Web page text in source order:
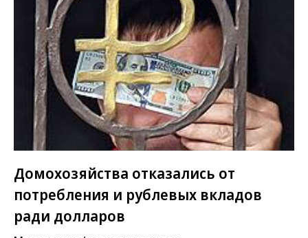
Домохозяйства отказались от
потребления и рублевых вкладов
ради долларов